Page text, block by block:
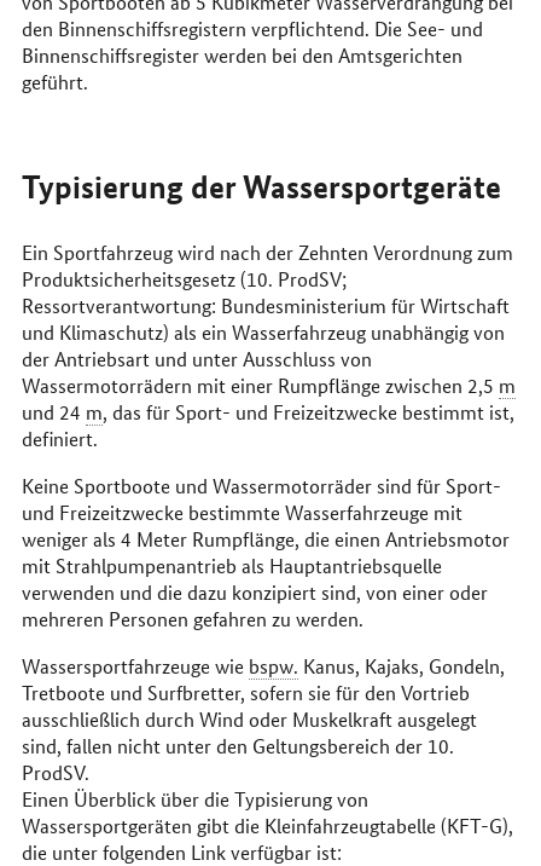
den Binnenschiffsregistern verpflichtend. Die See- und
Binnenschiffsregister werden bei den Amtsgerichten
geführt.
Typisierung der Wassersportgeräte
Ein Sportfahrzeug wird nach der Zehnten Verordnung zum
Produktsicherheitsgesetz (10. ProdSV;
Ressortverantwortung: Bundesministerium für Wirtschaft
und Klimaschutz) als ein Wasserfahrzeug unabhängig von
der Antriebsart und unter Ausschluss von
Wassermotorrädern mit einer Rumpflänge zwischen 2,5 m
und 24 m, das für Sport- und Freizeitzwecke bestimmt ist,
definiert.
Keine Sportboote und Wassermotorräder sind für Sport-
und Freizeitzwecke bestimmte Wasserfahrzeuge mit
weniger als 4 Meter Rumpflänge, die einen Antriebsmotor
mit Strahlpumpenantrieb als Hauptantriebsquelle
verwenden und die dazu konzipiert sind, von einer oder
mehreren Personen gefahren zu werden.
Wassersportfahrzeuge wie bspw. Kanus, Kajaks, Gondeln,
Tretboote und Surfbretter, sofern sie für den Vortrieb
ausschließlich durch Wind oder Muskelkraft ausgelegt
sind, fallen nicht unter den Geltungsbereich der 10.
ProdSV.
Einen Überblick über die Typisierung von
Wassersportgeräten gibt die Kleinfahrzeugtabelle (KFT-G),
die unter folgenden Link verfügbar ist: